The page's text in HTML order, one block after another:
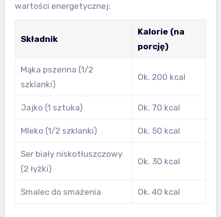
wartości energetycznej:
Składnik
Kalorie (na
porcję)
Mąka pszenna (1/2
szklanki)
Ok. 200 kcal
Jajko (1 sztuka) Ok. 70 kcal
Mleko (1/2 szklanki) Ok. 50 kcal
Ser biały niskotłuszczowy
(2 łyżki)
Ok. 30 kcal
Smalec do smażenia Ok. 40 kcal